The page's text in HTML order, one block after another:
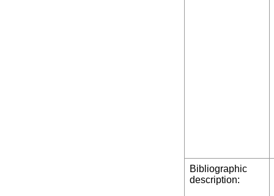
Bibliographic
description: